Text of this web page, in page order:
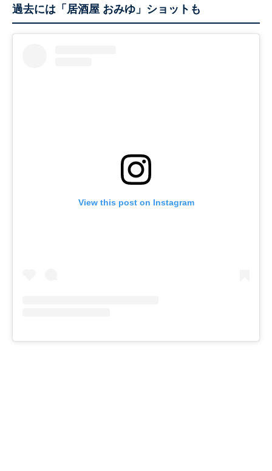
過去には「居酒屋 おみゆ」ショットも
View this post on Instagram